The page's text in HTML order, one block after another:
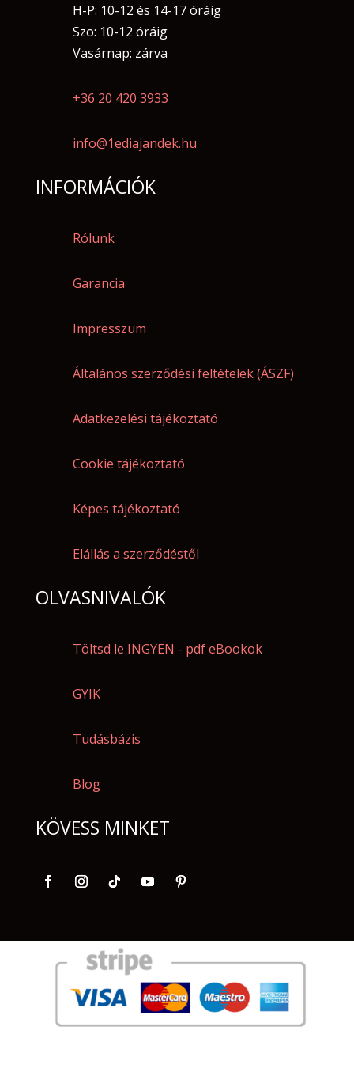
H-P: 10-12 és 14-17 óráig
Szo: 10-12 óráig
Vasárnap: zárva
+36 20 420 3933
info@1ediajandek.hu
INFORMÁCIÓK
Rólunk
Garancia
Impresszum
Általános szerződési feltételek (ÁSZF)
Adatkezelési tájékoztató
Cookie tájékoztató
Képes tájékoztató
Elállás a szerződéstől
OLVASNIVALÓK
Töltsd le INGYEN - pdf eBookok
GYIK
Tudásbázis
Blog
KÖVESS MINKET